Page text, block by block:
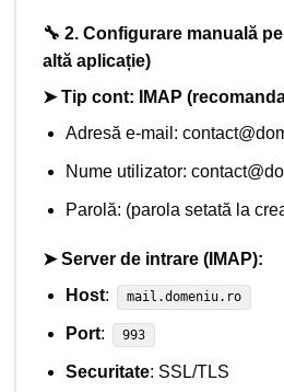
🔧 2. Configurare manuală
altă aplicație)
➤ Tip cont:
IMAP
Adresă e-mail:
Nume utilizator:
Parolă: (parola setată la
➤ Server de intrare (IMAP):
Host: mail.domeniu.ro
Port: 993
Securitate: SSL/TLS